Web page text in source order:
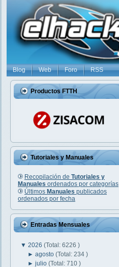
Blog Web Foro RSS
Productos FTTH
Tutoriales y Manuales
Recopilación de Tutoriales y
Manuales ordenados por categorías
Últimos Manuales publicados
ordenados por fecha
Entradas Mensuales
▼ 2026 (Total: 6226 )
►agosto(Total: 234 )
►julio(Total: 710 )